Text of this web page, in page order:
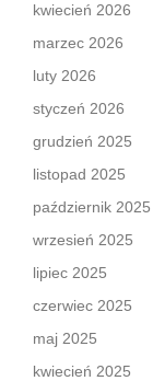
kwiecień 2026
marzec 2026
luty 2026
styczeń 2026
grudzień 2025
listopad 2025
październik 2025
wrzesień 2025
lipiec 2025
czerwiec 2025
maj 2025
kwiecień 2025